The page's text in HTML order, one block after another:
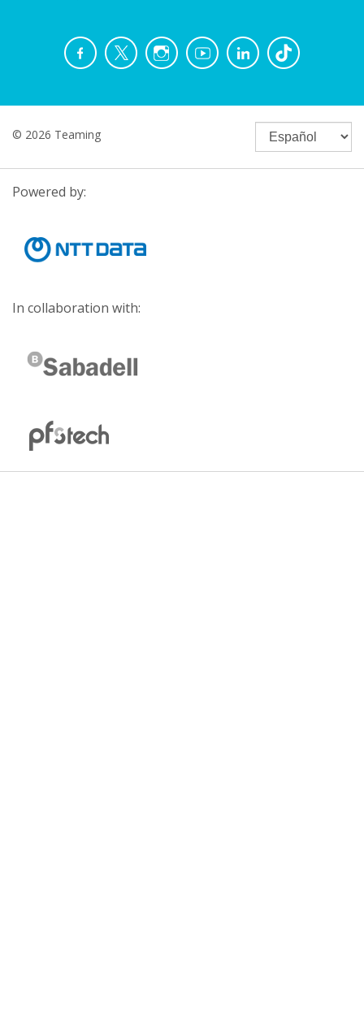
© 2026 Teaming
Powered by:
In collaboration with: